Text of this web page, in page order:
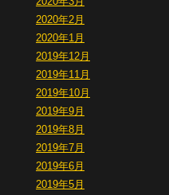
2020年2月
2020年1月
2019年12月
2019年11月
2019年10月
2019年9月
2019年8月
2019年7月
2019年6月
2019年5月